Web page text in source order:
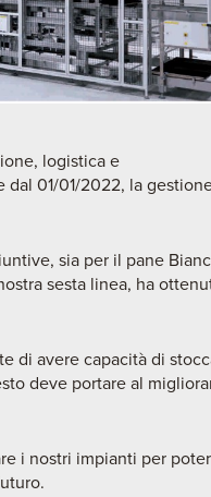
logistica e
01/01/2022, la
sia per il pane
sesta linea, ha
di avere capacità di
deve portare al
i nostri impianti per poter